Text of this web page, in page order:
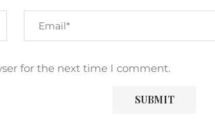
for the next time I comment.